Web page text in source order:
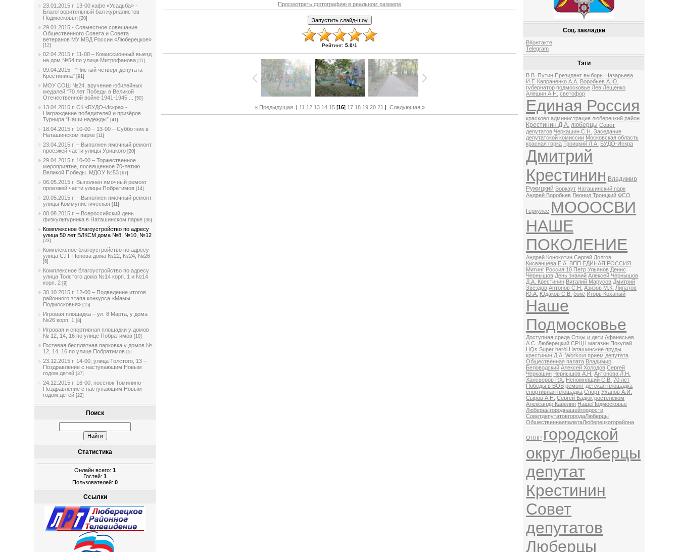
23.01.2015 г. 13-00 кафе «Усадьба» -
Благотворительный бал журналистов
Подмосковья [20]
29.01.2015 - Совместное совещание
Общественного Совета и Совета
ветеранов МУ МВД России «Люберецкое»
[12]
02.04.2015 г. 11-00 – Комиссионный выезд
на дом №54 по улице Митрофанова [11]
09.04.2015 - "Чистый четверг депутата
Крестинина" [91]
МОУ СОШ №24, вручение юбилейных
медалей "70 лет Победы в Великой
Отечественной войне 1941-1945 ...
[50]
13.04.2015 г. СК «БУДО-Искра» -
Награждение победителей и призёров
Турнира “Наши надежды” [41]
18.04.2015 г. 10-00 – 13-00 – Субботник в
Наташинском парке [11]
23.04.2015 г. – Выполнен ямочный ремонт
проезжей части улицы Урицкого [20]
29.04.2015 г. 10-00 – Торжественное
мероприятие, посвященное 70-летию
Великой Победы. МДОУ №53 [67]
06.05.2015 г. Выполнен ямочный ремонт
проезжей части улицы Побратимов [14]
20.05.2015 г. – Выполнен ямочный ремонт
улицы Коммунистическая [11]
08.08.2015 г. – Всероссийский день
физкультурника в Наташинском парке [36]
Комплексное благоустройство по адресу
улица 50 лет ВЛКСМ дома №8, №10, №12
[23]
Комплексное благоустройство по адресу
улица С.П. Попова дома №22, №24, №26
[6]
Комплексное благоустройство по адресу
улица Толстого дома №14 корп. 1 и №14
корп. 2 [9]
30.10.2015 г. 12-00 – Подведение итогов
районного этапа конкурса «Мамы
Подмосковья» [15]
Игровая площадка – ул. 8 Марта, у дома
№26 корп. 1 [8]
Игровая и спортивная площадки у домов
№ 12, 14, 16 по улице Побратимов [10]
Гостевая бесплатная парковка у домов №
12, 14, 16 по улице Побратимов [5]
23.12.2015 г. 14-00, улица Толстого, 13 –
Поздравление с наступающим Новым
годом детей [37]
24.12.2015 г. 16-00, посёлок Томилино –
Поздравление с наступающим Новым
годом детей [22]
Поиск
Статистика
Онлайн всего:1
Гостей:1
Пользователей:0
Ссылки
Просмотреть фотографию в реальном размере
Рейтинг: 5.0/1
« Предыдущая | 11 12 13 14 15[16] 17 18 19 20 21 | Следующая »
Соц. закладки
ВКонтакте
Telegram
Тэги
В.В. Путин Президент выборы Назарьева
И.Г. Капраненко А.А. Воробьев А.Ю.
губернатор подмосковье Лев Лещенко
Алешин А.Н.
светофор
Единая Россия
красково администрация люберецкий район
Крестинин Д.А. люберцы Совет
депутатов Черкашин С.Н.
Заседание
депутатской комиссии Московская область
красная горка Троицкий Л.А. БУДО-Искра
Дмитрий
Крестинин Владимир
Ружицкий Воркаут Наташинский парк
Андрей Воробьев Леонид Троицкий ФСО
Геркулес МОООСВИ
НАШЕ
ПОКОЛЕНИЕ
Андрей Конокотин Сергей Долгов
Кисвянцева Е.А. ВПП ЕДИНАЯ РОССИЯ
Митинг Россия 10 Петр Ульянов Денис
Чернышов День знаний Алексей Чернышов
Д.А. Крестинин Виталий Марусов Дмитрий
Звездов Антонов С.Н. Азизов М.К. Липатов
Ю.А. Юдаков С.В. бокс Игорь Коханый
Наше
Подмосковье
Доступная среда Отцы и дети Афанасьев
А.С. Люберецкий СРЦН магазин Покупай
HQs Super herói Наташинские пруды
крестинин Д.А. Workout прием депутата
Общественная палата Владимир
Беловодский Алексей Холодов Сергей
Черкашин Чернышов А.Н.
Антонова Л.Н.
Хансверов Р.Х. Непомнящий С.В. 70 лет
Победы в ВОВ ремонт детская площадка
спортивная площадка Спорт Уханов А.И.
Сыров А.Н.
Сергей Бадюк ростелеком
Александр Карелин НашеПодмосковье
Люберцыгороднашейгордости
СоветдепутатовгородаЛюберцы
ОбщественнаяпалатаЛюберецкогорайона
ОПЛР городской
округ Люберцы
депутат
Крестинин
Совет
депутатов
Люберцы